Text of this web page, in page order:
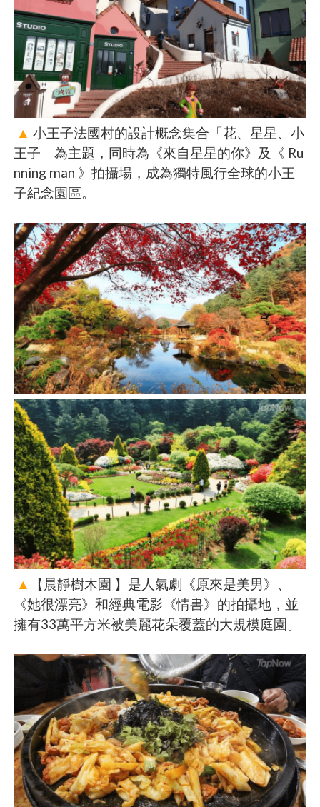
▲ 小王子法國村的設計概念集合「花、星星、小
王子」為主題，同時為《來自星星的你》及《 Ru
nning man 》拍攝場，成為獨特風行全球的小王
子紀念園區。
▲
【晨靜樹木園 】是人氣劇《原來是美男》、
《她很漂亮》和經典電影《情書》的拍攝地，並
擁有33萬平方米被美麗花朵覆蓋的大規模庭園。